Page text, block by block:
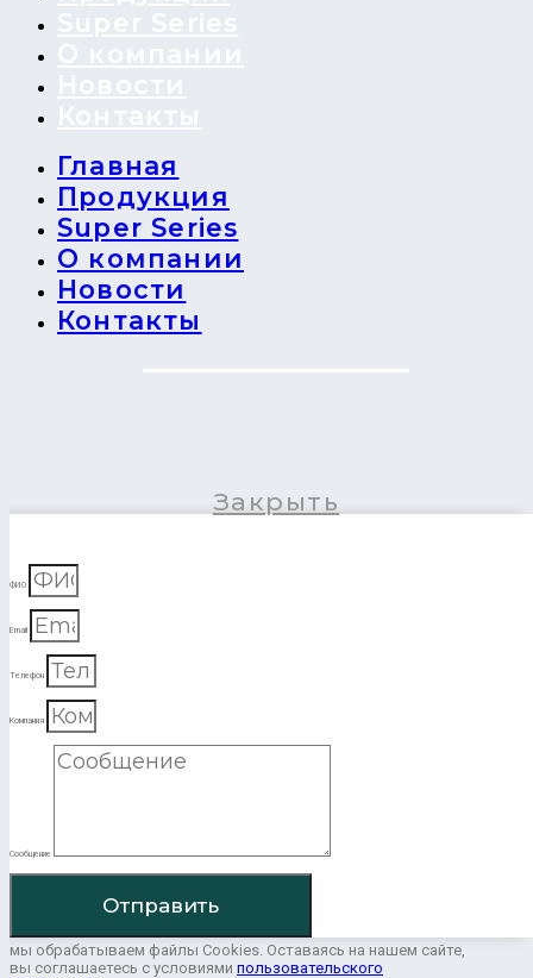
Главная
Продукция
Super Series
О компании
Новости
Контакты
Закрыть
ФИО
Email
Телефон
Компания
Сообщение
Отправить
мы обрабатываем файлы Cookies. Оставаясь на нашем сайте,
вы соглашаетесь с условиями пользовательского